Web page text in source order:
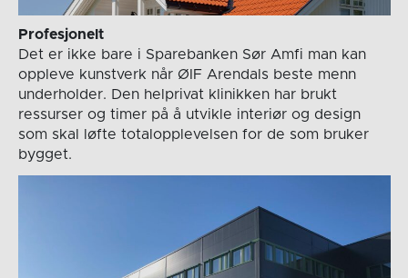
Profesjonelt
Det er ikke bare i Sparebanken Sør Amfi man kan
oppleve kunstverk når ØIF Arendals beste menn
underholder. Den helprivat klinikken har brukt
ressurser og timer på å utvikle interiør og design
som skal løfte totalopplevelsen for de som bruker
bygget.